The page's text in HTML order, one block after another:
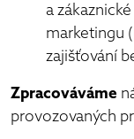
a
marketingu
zajišťování
Zpracováváme
provozovaných